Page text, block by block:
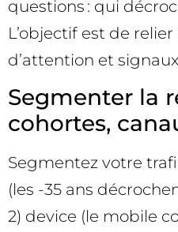
questions : qui
L’objectif est de
d’attention et
Segmenter la
cohortes,
Segmentez votre
(les -35 ans
2) device (le mobile